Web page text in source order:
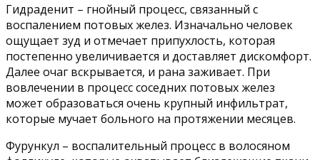
Гидраденит – гнойный процесс, связанный с
воспалением потовых желез. Изначально человек
ощущает зуд и отмечает припухлость, которая
постепенно увеличивается и доставляет дискомфорт.
Далее очаг вскрывается, и рана заживает. При
вовлечении в процесс соседних потовых желез
может образоваться очень крупный инфильтрат,
которые мучает больного на протяжении месяцев.
Фурункул – воспалительный процесс в волосяном